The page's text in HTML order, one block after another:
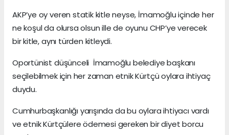
AKP’ye oy veren statik kitle neyse, İmamoğlu içinde her
ne koşul da olursa olsun ille de oyunu CHP’ye verecek
bir kitle, aynı türden kitleydi.
Oportünist düşünceli İmamoğlu belediye başkanı
seçilebilmek için her zaman etnik Kürtçü oylara ihtiyaç
duydu.
Cumhurbaşkanlığı yarışında da bu oylara ihtiyacı vardı
ve etnik Kürtçülere ödemesi gereken bir diyet borcu